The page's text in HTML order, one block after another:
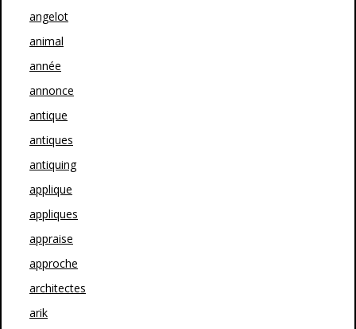
angelot
animal
année
annonce
antique
antiques
antiquing
applique
appliques
appraise
approche
architectes
arik